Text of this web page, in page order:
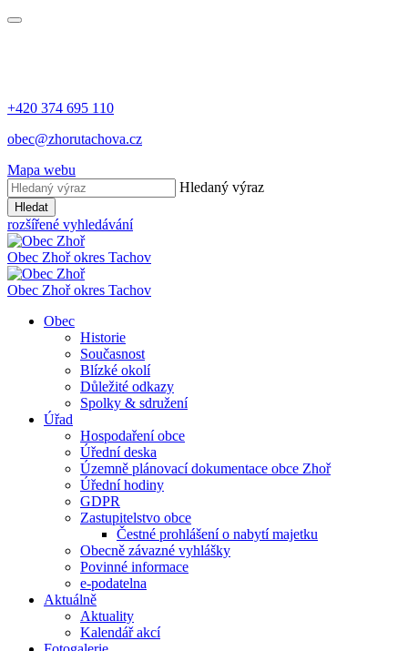
+420 374 695 110
obec@zhorutachova.cz
Mapa webu
Hledaný výraz
Hledat
rozšířené vyhledávání
Obec Zhoř okres Tachov
Obec Zhoř okres Tachov
Obec
Historie
Současnost
Blízké okolí
Důležité odkazy
Spolky & sdružení
Úřad
Hospodaření obce
Úřední deska
Územně plánovací dokumentace obce Zhoř
Úřední hodiny
GDPR
Zastupitelstvo obce
Čestné prohlášení o nabytí majetku
Obecně závazné vyhlášky
Povinné informace
e-podatelna
Aktuálně
Aktuality
Kalendář akcí